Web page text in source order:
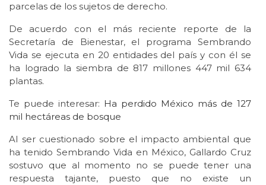
parcelas de los sujetos de derecho.
De acuerdo con el más reciente reporte de la
Secretaría de Bienestar, el programa Sembrando
Vida se ejecuta en 20 entidades del país y con él se
ha logrado la siembra de 817 millones 447 mil 634
plantas.
Te puede interesar: Ha perdido México más de 127
mil hectáreas de bosque
Al ser cuestionado sobre el impacto ambiental que
ha tenido Sembrando Vida en México, Gallardo Cruz
sostuvo que al momento no se puede tener una
respuesta tajante, puesto que no existe un